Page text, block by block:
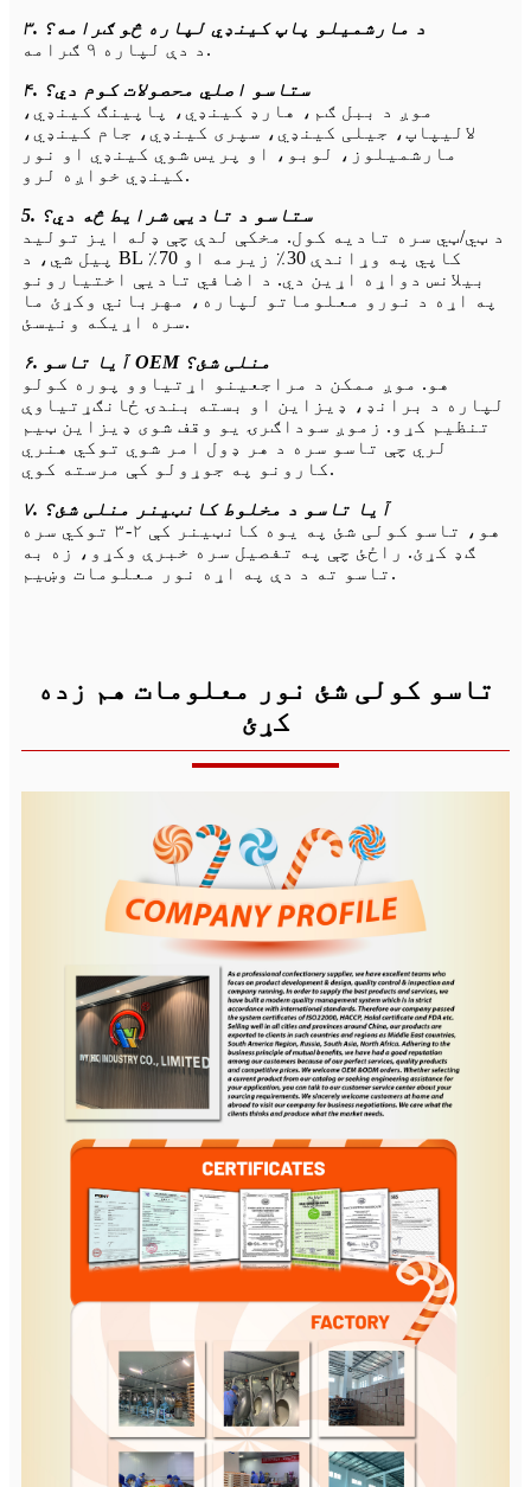
۳. د مارشمیلو پاپ کینډي لپاره څو ګرامه؟
د دې لپاره ۹ ګرامه.
۴. ستاسو اصلي محصولات کوم دي؟
موږ د ببل ګم، هارډ کینډي، پاپینګ کینډي،
لالیپاپ، جیلی کینډي، سپری کینډي، جام کینډي،
مارشمیلوز، لوبو، او پریس شوي کینډي او نور
کینډي خواږه لرو.
5. ستاسو د تادیې شرایط څه دي؟
د ټي/ټي سره تادیه کول. مخکې لدې چې ډله ایز تولید
پیل شي، د BL کاپي په وړاندې 30٪ زیرمه او 70٪
بیلانس دواړه اړین دي. د اضافي تادیې اختیارونو
په اړه د نورو معلوماتو لپاره، مهرباني وکړئ ما
سره اړیکه ونیسئ.
۶. آیا تاسو OEM منلی شئ؟
هو. موږ ممکن د مراجعینو اړتیاوو پوره کولو
لپاره د برانډ، ډیزاین او بسته بندۍ ځانګړتیاوې
تنظیم کړو. زموږ سوداګرۍ یو وقف شوی ډیزاین ټیم
لري چې تاسو سره د هر ډول امر شوي توکي هنري
کارونو په جوړولو کې مرسته کوي.
۷. آیا تاسو د مخلوط کانټینر منلی شئ؟
هو، تاسو کولی شئ په یوه کانټینر کې ۲-۳ توکي سره
ګډ کړئ. راځئ چې په تفصیل سره خبرې وکړو، زه به
تاسو ته د دې په اړه نور معلومات وښیم.
تاسو کولی شئ نور معلومات هم زده
کړئ